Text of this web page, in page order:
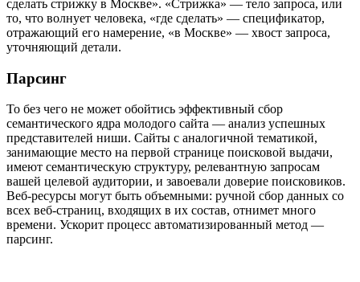
сделать стрижку в Москве». «Стрижка» — тело запроса, или
то, что волнует человека, «где сделать» — спецификатор,
отражающий его намерение, «в Москве» — хвост запроса,
уточняющий детали.
Парсинг
То без чего не может обойтись эффективный сбор
семантического ядра молодого сайта — анализ успешных
представителей ниши. Сайты с аналогичной тематикой,
занимающие место на первой странице поисковой выдачи,
имеют семантическую структуру, релевантную запросам
вашей целевой аудитории, и завоевали доверие поисковиков.
Веб-ресурсы могут быть объемными: ручной сбор данных со
всех веб-страниц, входящих в их состав, отнимет много
времени. Ускорит процесс автоматизированный метод —
парсинг.